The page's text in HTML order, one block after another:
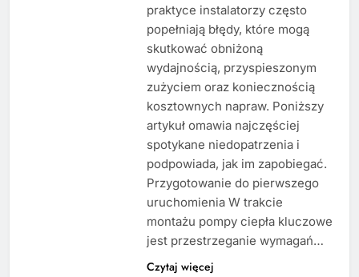
praktyce instalatorzy często
popełniają błędy, które mogą
skutkować obniżoną
wydajnością, przyspieszonym
zużyciem oraz koniecznością
kosztownych napraw. Poniższy
artykuł omawia najczęściej
spotykane niedopatrzenia i
podpowiada, jak im zapobiegać.
Przygotowanie do pierwszego
uruchomienia W trakcie
montażu pompy ciepła kluczowe
jest przestrzeganie wymagań…
Czytaj więcej